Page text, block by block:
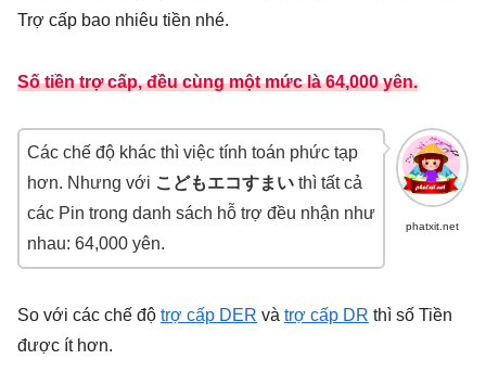
Trợ cấp bao nhiêu tiền nhé.
Số tiền trợ cấp, đều cùng một mức là 64,000 yên.
phatxit.net
Các chế độ khác thì việc tính toán phức tạp
hơn. Nhưng với こどもエコすまい thì tất cả
các Pin trong danh sách hỗ trợ đều nhận như
nhau: 64,000 yên.
So với các chế độ trợ cấp DER và trợ cấp DR thì số Tiền
được ít hơn.